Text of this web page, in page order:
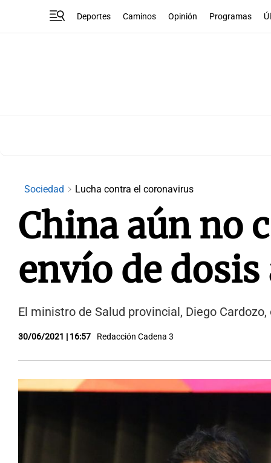
Deportes Caminos Opinión Programas
Sociedad Lucha contra el coronavirus
China aún no
envío de dosis
El ministro de Salud provincial, Diego
30/06/2021 | 16:57 Redacción Cadena 3